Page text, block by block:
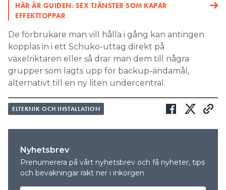
HÄR ÄR GUIDEN: SEX TJÄNSTER SOM KAPAR
EFFEKTTOPPAR
De förbrukare man vill hålla i gång kan antingen
kopplas in i ett Schuko-uttag direkt på
växelriktaren eller så drar man dem till några
grupper som lagts upp för backup-ändamål,
alternativt till en ny liten undercentral.
ELTEKNIK OCH INSTALLATION
Nyhetsbrev
Prenumerera på vårt nyhetsbrev och få nyheter, tips
och bevakningar rakt ner i inkorgen